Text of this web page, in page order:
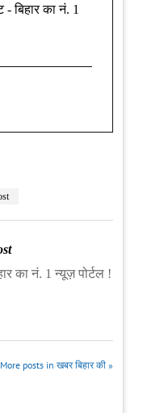
- बिहार का नं. 1
का नं. 1 न्यूज़ पोर्टल !
More posts in खबर बिहार की »